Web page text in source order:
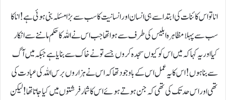
انا تو اس کائنات کی ابتدا سے ہی انسان اور انسانیت کا سب سے بڑا مسئلہ بنی ہوئی ہے !انا کا
سب سے پہلا مظاہرہ ابلیس کی طرف سے ہوا تھا جب اس نے اللہ کا حکم ماننے سے انکار
کیا اور یہ کہا کہ میں اس کو کیوں سجدہ کروں جسے تو نے خاک سے بنایا ہے جبکہ میں آگ
سے بنا ہوں!اس کا یہ عمل اس کے باوجود تھا کہ اس نے ہزاروں برس اللہ کی عبادت کی
تھی اور اس حد تک کی تھی کہ جن ہوتے ہوئے اس کا شمار فرشتوں میں کیا جاتاتھا!لیکن